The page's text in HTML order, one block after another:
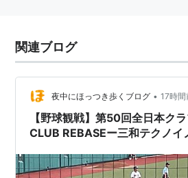
関連ブログ
夜中にほっつき歩くブログ • 17時間
【野球観戦】第50回全日本ク
CLUB REBASEー三和テクノイ